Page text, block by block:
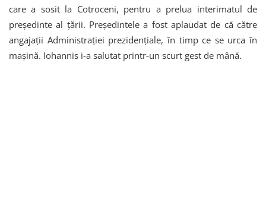
care a sosit la Cotroceni, pentru a prelua interimatul de
președinte al țării. Președintele a fost aplaudat de că către
angajații Administrației prezidențiale, în timp ce se urca în
mașină. Iohannis i-a salutat printr-un scurt gest de mână.